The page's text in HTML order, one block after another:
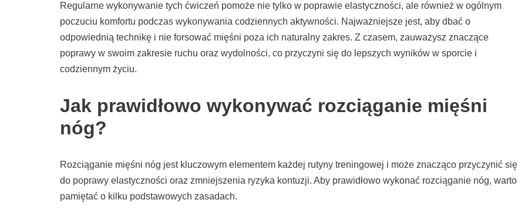
Regularne wykonywanie tych ćwiczeń pomoże nie tylko w poprawie elastyczności, ale również w ogólnym
poczuciu komfortu podczas wykonywania codziennych aktywności. Najważniejsze jest, aby dbać o
odpowiednią technikę i nie forsować mięśni poza ich naturalny zakres. Z czasem, zauważysz znaczące
poprawy w swoim zakresie ruchu oraz wydolności, co przyczyni się do lepszych wyników w sporcie i
codziennym życiu.
Jak prawidłowo wykonywać rozciąganie mięśni
nóg?
Rozciąganie mięśni nóg jest kluczowym elementem każdej rutyny treningowej i może znacząco przyczynić się
do poprawy elastyczności oraz zmniejszenia ryzyka kontuzji. Aby prawidłowo wykonać rozciąganie nóg, warto
pamiętać o kilku podstawowych zasadach.